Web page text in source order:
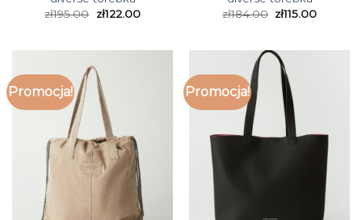
zł195.00 zł122.00
zł184.00 zł115.00
Promocja! Promocja!